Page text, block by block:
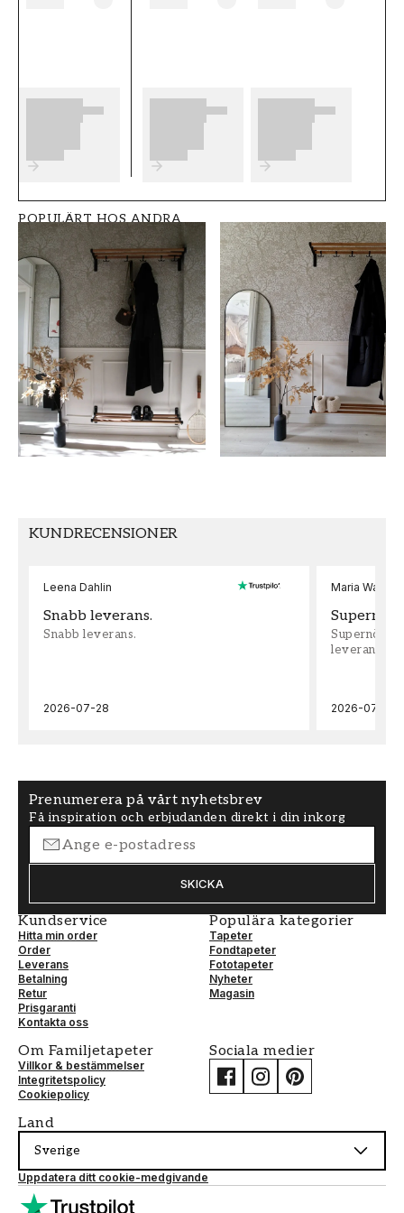
Produktdetaljer
SKU
Grandeco
STIL
Klassisk 0,53
HÖJD (m)
10,05
MÖNSTER
Enfärgad
KOLLEKTION
Shaped spaces
FÄRG
Beige
MÖNSTER HÖJD (cm)
53
TAPETTYP
Non-Woven
POPULÄRT HOS ANDRA
KUNDRECENSIONER
Leena Dahlin
Snabb leverans.
Snabb leverans.
2026-07-28
Maria
leveran,
2026-07-22
Prenumerera på vårt nyhetsbrev
Få inspiration och erbjudanden direkt i din inkorg
SKICKA
Kundservice
Hitta min order
Order
Leverans
Betalning
Retur
Prisgaranti
Kontakta oss
Populära kategorier
Tapeter
Fondtapeter
Fototapeter
Nyheter
Magasin
Om Familjetapeter
Villkor & bestämmelser
Integritetspolicy
Cookiepolicy
Sociala medier
Land
Sverige
Uppdatera ditt cookie-medgivande